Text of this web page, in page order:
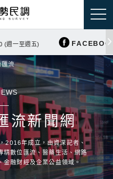
(週一至週五)
匯流
流新聞網
2016年成立，由資深記者、
精數位匯流、醫藥生活、網路
金融財經及企業公益領域。